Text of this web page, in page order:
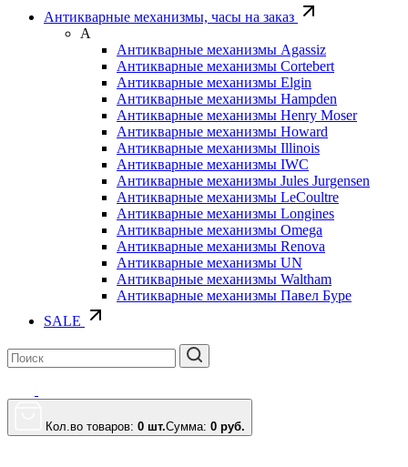
Антикварные механизмы, часы на заказ
А
Антикварные механизмы Agassiz
Антикварные механизмы Cortebert
Антикварные механизмы Elgin
Антикварные механизмы Hampden
Антикварные механизмы Henry Moser
Антикварные механизмы Howard
Антикварные механизмы Illinois
Антикварные механизмы IWC
Антикварные механизмы Jules Jurgensen
Антикварные механизмы LeCoultre
Антикварные механизмы Longines
Антикварные механизмы Omega
Антикварные механизмы Renova
Антикварные механизмы UN
Антикварные механизмы Waltham
Антикварные механизмы Павел Буре
SALE
Кол.во товаров: 0 шт.Сумма: 0 руб.